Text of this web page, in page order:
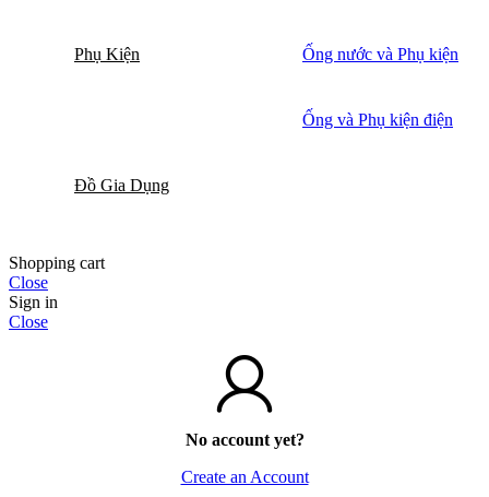
Phụ Kiện Ống nước và Phụ kiện
Ống và Phụ kiện điện
Đồ Gia Dụng
Shopping cart
Close
Sign in
Close
No account yet?
Create an Account